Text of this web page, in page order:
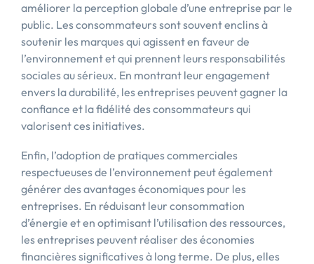
améliorer la perception globale d’une entreprise par le
public. Les consommateurs sont souvent enclins à
soutenir les marques qui agissent en faveur de
l’environnement et qui prennent leurs responsabilités
sociales au sérieux. En montrant leur engagement
envers la durabilité, les entreprises peuvent gagner la
confiance et la fidélité des consommateurs qui
valorisent ces initiatives.
Enfin, l’adoption de pratiques commerciales
respectueuses de l’environnement peut également
générer des avantages économiques pour les
entreprises. En réduisant leur consommation
d’énergie et en optimisant l’utilisation des ressources,
les entreprises peuvent réaliser des économies
financières significatives à long terme. De plus, elles